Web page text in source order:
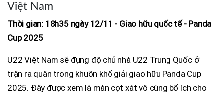
Việt Nam
Thời gian: 18h35 ngày 12/11 - Giao hữu quốc tế - Panda
Cup 2025
U22 Việt Nam sẽ đụng độ chủ nhà U22 Trung Quốc ở
trận ra quân trong khuôn khổ giải giao hữu Panda Cup
2025. Đây được xem là màn cọt xát vô cùng bổ ích cho